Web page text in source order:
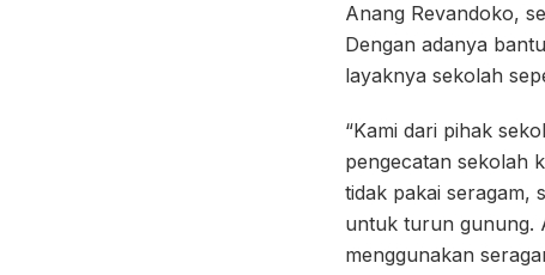
Anang Revandoko,
Dengan adanya
layaknya sekolah
“Kami dari pihak
pengecatan sekolah
tidak pakai seragam,
untuk turun gunung.
menggunakan